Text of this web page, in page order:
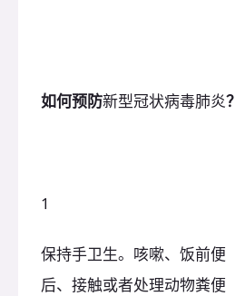
如何预防新型冠状病毒肺炎？
1
保持手卫生。咳嗽、饭前便
后、接触或者处理动物粪便